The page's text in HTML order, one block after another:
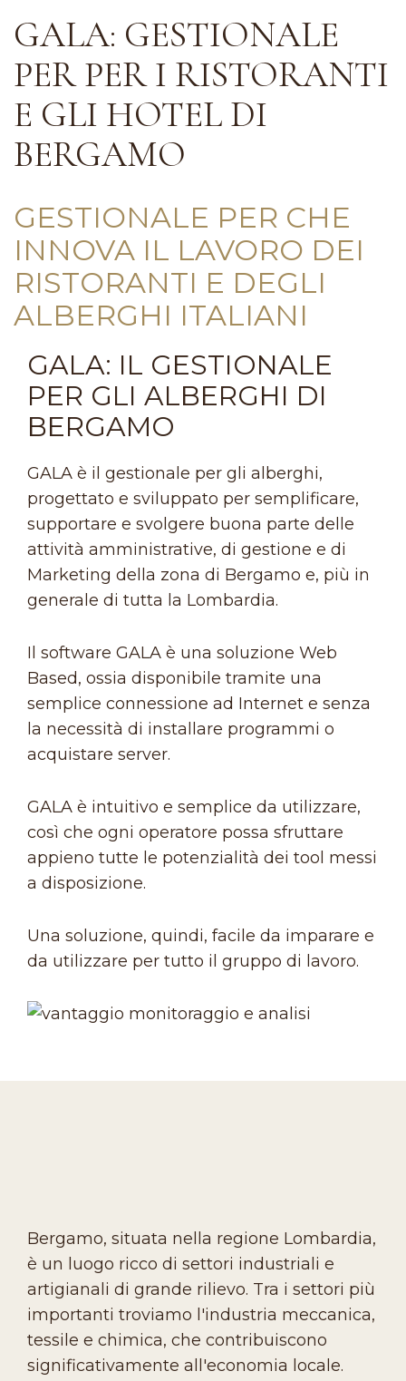
GALA: GESTIONALE
PER PER I RISTORANTI
E GLI HOTEL DI
BERGAMO
GESTIONALE PER CHE
INNOVA IL LAVORO DEI
RISTORANTI E DEGLI
ALBERGHI ITALIANI
GALA: IL GESTIONALE
PER GLI ALBERGHI DI
BERGAMO
GALA è il gestionale per gli alberghi,
progettato e sviluppato per semplificare,
supportare e svolgere buona parte delle
attività amministrative, di gestione e di
Marketing della zona di Bergamo e, più in
generale di tutta la Lombardia.
Il software GALA è una soluzione Web
Based, ossia disponibile tramite una
semplice connessione ad Internet e senza
la necessità di installare programmi o
acquistare server.
GALA è intuitivo e semplice da utilizzare,
così che ogni operatore possa sfruttare
appieno tutte le potenzialità dei tool messi
a disposizione.
Una soluzione, quindi, facile da imparare e
da utilizzare per tutto il gruppo di lavoro.
Bergamo, situata nella regione Lombardia,
è un luogo ricco di settori industriali e
artigianali di grande rilievo. Tra i settori più
importanti troviamo l'industria meccanica,
tessile e chimica, che contribuiscono
significativamente all'economia locale.